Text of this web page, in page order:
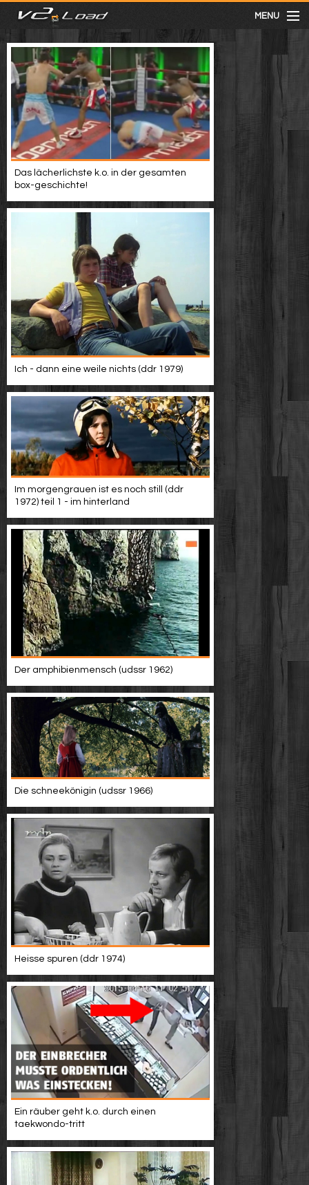
MENU
meist gesehen
neuste
kategorien
Menu
Werbung
Video suchen
Das lächerlichste k.o. in der gesamten
box-geschichte!
Ich - dann eine weile nichts (ddr 1979)
Im morgengrauen ist es noch still (ddr
1972) teil 1 - im hinterland
Der amphibienmensch (udssr 1962)
Die schneekönigin (udssr 1966)
Heisse spuren (ddr 1974)
Ein räuber geht k.o. durch einen
taekwondo-tritt